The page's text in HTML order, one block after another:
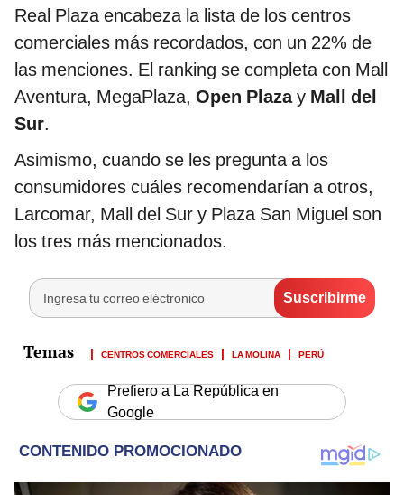
Real Plaza encabeza la lista de los centros
comerciales más recordados, con un 22% de
las menciones. El ranking se completa con Mall
Aventura, MegaPlaza, Open Plazay Mall del
Sur.
Asimismo, cuando se les pregunta a los
consumidores cuáles recomendarían a otros,
Larcomar, Mall del Sur y Plaza San Miguel son
los tres más mencionados.
CENTROS COMERCIALES LA MOLINA PERÚ
Prefiero a La República en
Google